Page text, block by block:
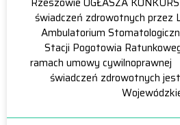
świadczeń zdrowotnych
Ambulatorium
Stacji Pogotowia
ramach umowy
świadczeń zdrowotnych